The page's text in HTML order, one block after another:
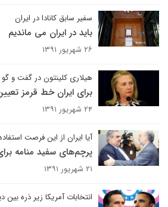
سفیر سابق کانادا در ایران
باید در ایران می ماندیم
۲۶ شهریور ۱۳۹۱
هیلاری کلینتون در گفت و گو
برای ایران خط قرمز
۲۴ شهریور ۱۳۹۱
آیا ایران از این فرصت
پرچم‌های سفید منامه
۲۱ شهریور ۱۳۹۱
انتخابات آمریکا زیر ذره بین